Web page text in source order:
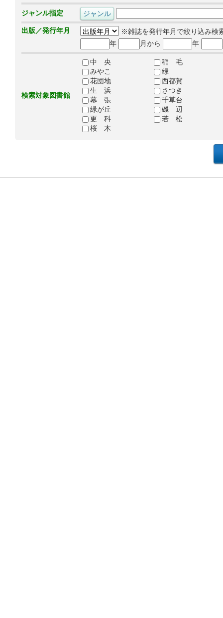
ジャンル指定
出版／発行年月
※雑誌を発行年月で絞り込み検
年
月から 年
検索対象図書館
中 央
稲 毛
みやこ
緑
花団地
西都賀
生 浜
さつき
幕 張
千草台
緑が丘
磯 辺
更 科
若 松
桜 木